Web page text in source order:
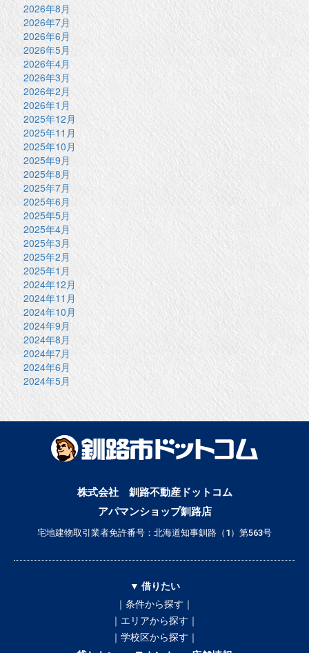
2026年8月
2026年7月
2026年6月
2026年5月
2026年4月
2026年3月
2026年2月
2026年1月
2025年12月
2025年11月
2025年10月
2025年9月
2025年8月
2025年7月
2025年6月
2025年5月
2025年4月
2025年3月
2025年2月
2025年1月
2024年12月
2024年11月
2024年10月
2024年9月
2024年8月
2024年7月
2024年6月
2024年5月
株式会社 釧路不動産ドットコム
アパマンショップ釧路店
宅地建物取引業者免許番号：北海道知事釧路（1）第563号
▼ 借りたい
｜条件から探す｜
｜エリアから探す｜
｜学校区から探す｜